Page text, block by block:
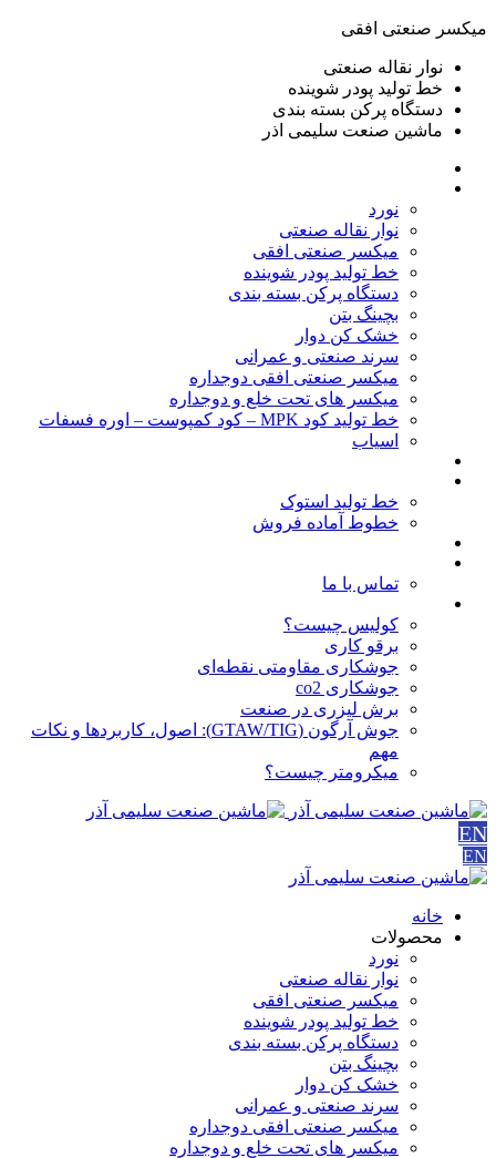
ميكسر صنعتی افقی
نوار نقاله صنعتی
خط تولید پودر شوينده
دستگاه پرکن بسته بندی
ماشين صنعت سليمی اذر
نورد
نوار نقاله صنعتی
ميكسر صنعتی افقی
خط تولید پودر شوينده
دستگاه پرکن بسته بندی
بچينگ بتن
خشک کن دوار
سرند صنعتی و عمرانی
میکسر صنعتی افقی دوجداره
میکسر های تحت خلع و دوجداره
خط تولید کود MPK – کود کمپوست – اوره فسفات
اسیاب
خط تولید استوک
خطوط آماده فروش
تماس با ما
کولیس چیست؟
برقو کاری
جوشکاری مقاومتی نقطه‌ای
جوشکاری co2
برش لیزری در صنعت
جوش آرگون (GTAW/TIG): اصول، کاربردها و نکات
مهم
میکرومتر چیست؟
EN
EN
خانه
محصولات
نورد
نوار نقاله صنعتی
ميكسر صنعتی افقی
خط تولید پودر شوينده
دستگاه پرکن بسته بندی
بچينگ بتن
خشک کن دوار
سرند صنعتی و عمرانی
میکسر صنعتی افقی دوجداره
میکسر های تحت خلع و دوجداره